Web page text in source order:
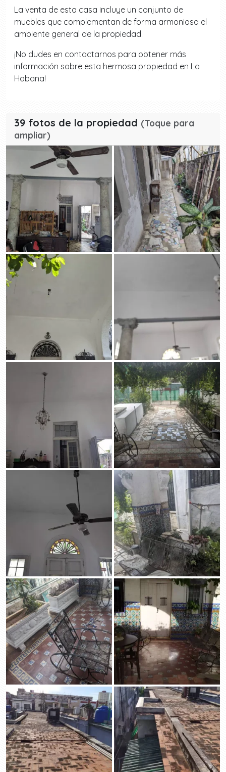
La venta de esta casa incluye un conjunto de
muebles que complementan de forma armoniosa el
ambiente general de la propiedad.
¡No dudes en contactarnos para obtener más
información sobre esta hermosa propiedad en La
Habana!
39 fotos de la propiedad (Toque para
ampliar)